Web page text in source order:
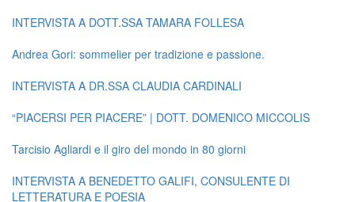
INTERVISTA A DOTT.SSA TAMARA FOLLESA
Andrea Gori: sommelier per tradizione e passione.
INTERVISTA A DR.SSA CLAUDIA CARDINALI
“PIACERSI PER PIACERE” | DOTT. DOMENICO MICCOLIS
Tarcisio Agliardi e il giro del mondo in 80 giorni
INTERVISTA A BENEDETTO GALIFI, CONSULENTE DI
LETTERATURA E POESIA